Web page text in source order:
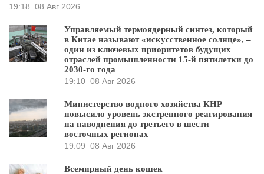
19:18 08 Авг 2026
Управляемый термоядерный синтез, который
в Китае называют «искусственное солнце», –
один из ключевых приоритетов будущих
отраслей промышленности 15-й пятилетки до
2030-го года
19:10 08 Авг 2026
Министерство водного хозяйства КНР
повысило уровень экстренного реагирования
на наводнения до третьего в шести
восточных регионах
19:09 08 Авг 2026
Всемирный день кошек